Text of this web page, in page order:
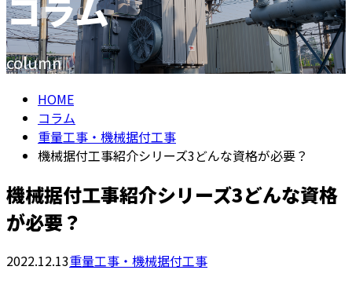
お問い合わせ
コラム
column
HOME
コラム
重量工事・機械据付工事
機械据付工事紹介シリーズ3どんな資格が必要？
機械据付工事紹介シリーズ3どんな資格
が必要？
2022.12.13重量工事・機械据付工事